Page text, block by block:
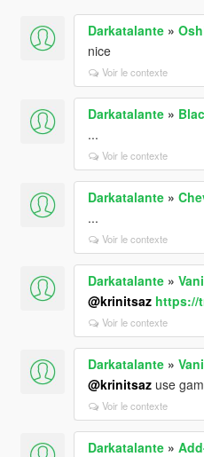
Darkatalante»
nice
Voir le contexte
Darkatalante»
...
Voir le contexte
Darkatalante»
...
Voir le contexte
Darkatalante»
@krinitsaz https://
Voir le contexte
Darkatalante»
@krinitsazuse
Voir le contexte
Darkatalante»